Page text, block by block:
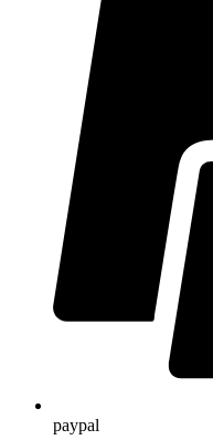
paypal